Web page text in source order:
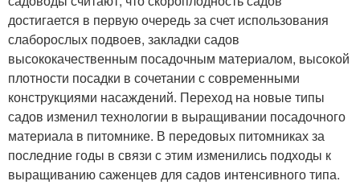
достигается в первую очередь за счет использования
слаборослых подвоев, закладки садов
высококачественным посадочным материалом, высокой
плотности посадки в сочетании с современными
конструкциями насаждений. Переход на новые типы
садов изменил технологии в выращивании посадочного
материала в питомнике. В передовых питомниках за
последние годы в связи с этим изменились подходы к
выращиванию саженцев для садов интенсивного типа.